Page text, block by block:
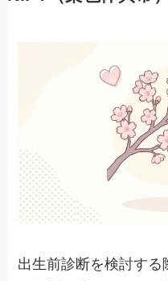
出生前診断を検討する